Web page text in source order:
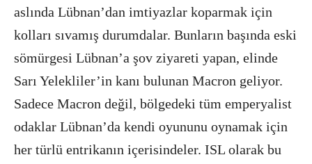
aslında Lübnan’dan imtiyazlar koparmak için
kolları sıvamış durumdalar. Bunların başında eski
sömürgesi Lübnan’a şov ziyareti yapan, elinde
Sarı Yelekliler’in kanı bulunan Macron geliyor.
Sadece Macron değil, bölgedeki tüm emperyalist
odaklar Lübnan’da kendi oyununu oynamak için
her türlü entrikanın içerisindeler. ISL olarak bu